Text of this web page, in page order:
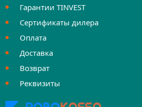
Гарантии TINVEST
Сертификаты дилера
Оплата
Доставка
Возврат
Реквизиты